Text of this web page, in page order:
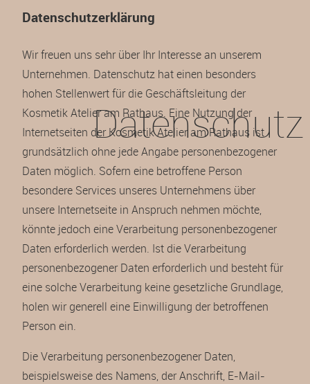
Datenschutz
Datenschutzerklärung
Wir freuen uns sehr über Ihr Interesse an unserem
Unternehmen. Datenschutz hat einen besonders
hohen Stellenwert für die Geschäftsleitung der
Kosmetik Atelier am Rathaus. Eine Nutzung der
Internetseiten der Kosmetik Atelier am Rathaus ist
grundsätzlich ohne jede Angabe personenbezogener
Daten möglich. Sofern eine betroffene Person
besondere Services unseres Unternehmens über
unsere Internetseite in Anspruch nehmen möchte,
könnte jedoch eine Verarbeitung personenbezogener
Daten erforderlich werden. Ist die Verarbeitung
personenbezogener Daten erforderlich und besteht für
eine solche Verarbeitung keine gesetzliche Grundlage,
holen wir generell eine Einwilligung der betroffenen
Person ein.
Die Verarbeitung personenbezogener Daten,
beispielsweise des Namens, der Anschrift, E-Mail-